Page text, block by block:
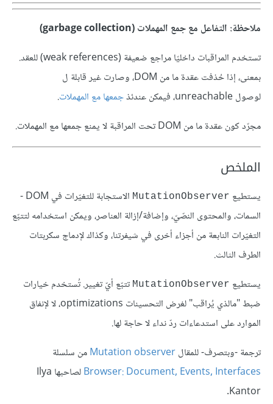
ملاحظة: التفاعل مع جمع المهملات (garbage collection)
تستخدم المراقبات داخليّا مراجع ضعيفة (weak references) للعقد.
بمعنى، إذا حُذفت عقدة ما من DOM، وصارت غير قابلة ل
لوصول unreachable، فيمكن عندئذ
جمعها مع المهملات.
مجرّد كون عقدة ما من DOM تحت المراقبة لا يمنع جمعها مع المهملات.
الملخص
يستطيع MutationObserver
الاستجابة للتغيّرات في DOM -
السمات، والمحتوى النصّيّ، وإضافة/إزالة العناصر، ويمكن استخدامه لتتبّع
التغيّرات النابعة من أجزاء أخرى في شيفرتنا، وكذاك لإدماج سكربتات
الطرف الثالث.
يستطيع MutationObserver تتبّع أيّ تغيير. تُستخدم خيارات
ضبط "مالذي يُراقب" لغرض التحسينات optimizations، لا لإنفاق
الموارد على استدعاءات ردّ نداء لا حاجة لها.
ترجمة -وبتصرف- للمقالMutation observerمن سلسلة
Browser: Document, Events, Interfaces
لصاحبها Ilya
Kantor.